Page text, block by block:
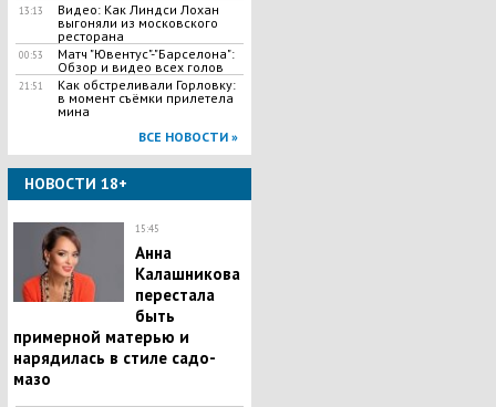
13:13
Видео: Как Линдси Лохан
выгоняли из московского
ресторана
00:53
Матч "Ювентус"-"Барселона":
Обзор и видео всех голов
21:51
Как обстреливали Горловку:
в момент съёмки прилетела
мина
ВСЕ НОВОСТИ »
НОВОСТИ 18+
15:45
Анна
Калашникова
перестала
быть
примерной матерью и
нарядилась в стиле садо-
мазо